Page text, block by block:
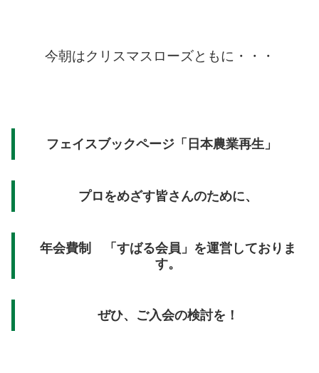
今朝はクリスマスローズともに・・・
フェイスブックページ「日本農業再生」
プロをめざす皆さんのために、
年会費制 「すばる会員」を運営しておりま
す。
ぜひ、ご入会の検討を！